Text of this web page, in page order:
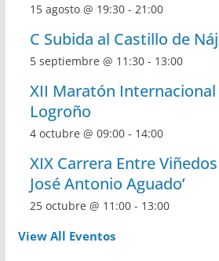
15 agosto @ 19:30- 21:00
C Subida al Castillo de
5 septiembre @ 11:30- 13:00
XII Maratón Internacional
Logroño
4 octubre @ 09:00- 14:00
XIX Carrera Entre
José Antonio Aguado’
25 octubre @ 11:00- 13:00
View All Eventos